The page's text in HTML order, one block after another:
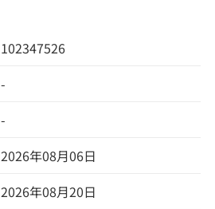
102347526
-
-
2026年08月06日
2026年08月20日